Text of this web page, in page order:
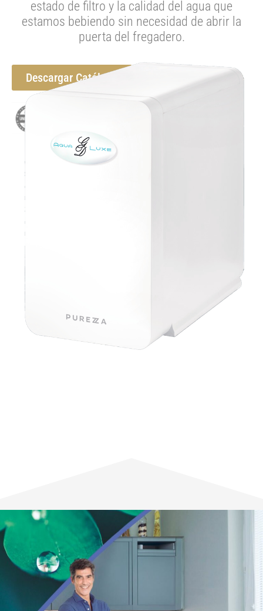
estado de filtro y la calidad del agua que
estamos bebiendo sin necesidad de abrir la
puerta del fregadero.
Descargar Catálogo